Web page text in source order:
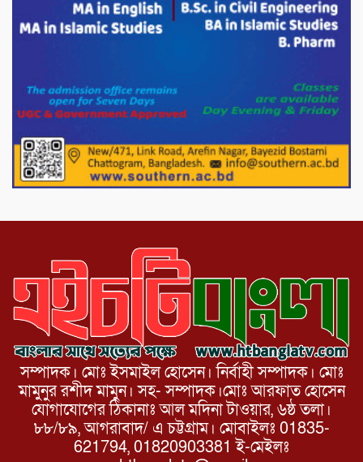
সরকারকে ব্যর্থ করতে দেশের বিরুদ্ধে একটি
দল চক্রান্ত চালিয়ে যাচ্ছে : রিজভী
দেশের বাজারে ভরিতে ১০ হাজার টাকা সোনার
দাম বাড়ানোর ঘোষণা।
ভারপ্রাপ্ত রাষ্ট্রপতি হাফিজ উদ্দিন আহমদের
সাথে এইচটি বাংলা অনলাইন পোর্টাল ও আইপি
সম্পাদক। মোঃ ইসমাইল হোসেন। নির্বাহী সম্পাদক। মোঃ
মামুনুর রশীদ মামুন। সহ- সম্পাদক।মোঃ আরফাত হোসেন
যোগাযোগের ঠিকানাঃ আল মদিনা টাওয়ার, ৬ষ্ঠ তলা।
৮৮/৮৯, আগরাবাদ/ এ চট্টগ্রাম। মোবাইলঃ 01835-
621794, 01820903381 ই-মেইলঃ